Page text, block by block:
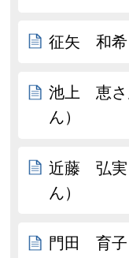
征矢 和希
池上 恵さ
ん）
近藤 弘実
ん）
門田 育子